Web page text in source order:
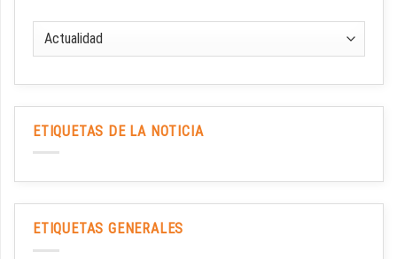
ETIQUETAS DE LA NOTICIA
ETIQUETAS GENERALES